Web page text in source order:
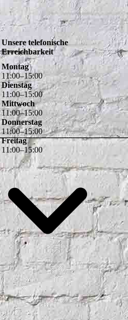
Unsere telefonische
Erreichbarkeit
Montag
11:00–15:00
Dienstag
11:00–15:00
Mittwoch
11:00–15:00
Donnerstag
11:00–15:00
Freitag
11:00–15:00